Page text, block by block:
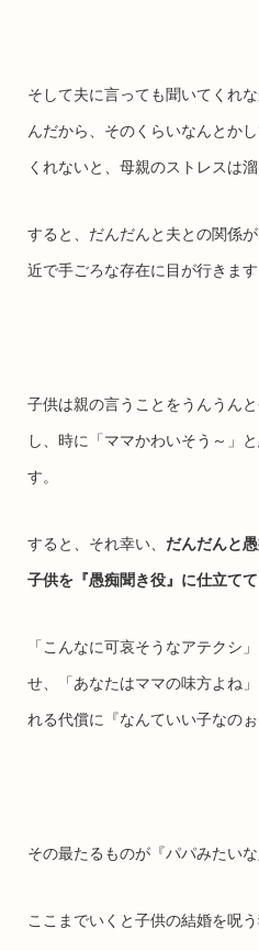
そして夫に言っても聞いてくれ
んだから、そのくらいなんとか
くれないと、母親のストレスは溜
すると、だんだんと夫との関係
近で手ごろな存在に目が行きます
子供は親の言うことをうんうん
し、時に「ママかわいそう～」
す。
すると、それ幸い、 だんだんと
子供を『愚痴聞き役』に仕立てて
「こんなに可哀そうなアテクシ
せ、「あなたはママの味方よね
れる代償に『なんていい子なの
その最たるものが『パパみたいな
ここまでいくと子供の結婚を呪